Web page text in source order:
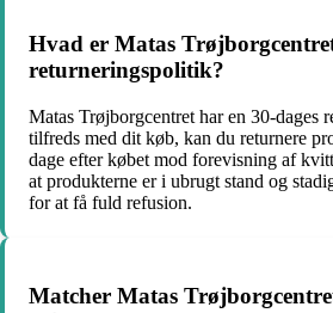
Hvad er Matas
returneringspolitik?
Matas Trøjborgcentret har en 30-dages
tilfreds med dit køb, kan du returnere
dage efter købet mod forevisning af
at produkterne er i ubrugt stand og
for at få fuld refusion.
Matcher Matas